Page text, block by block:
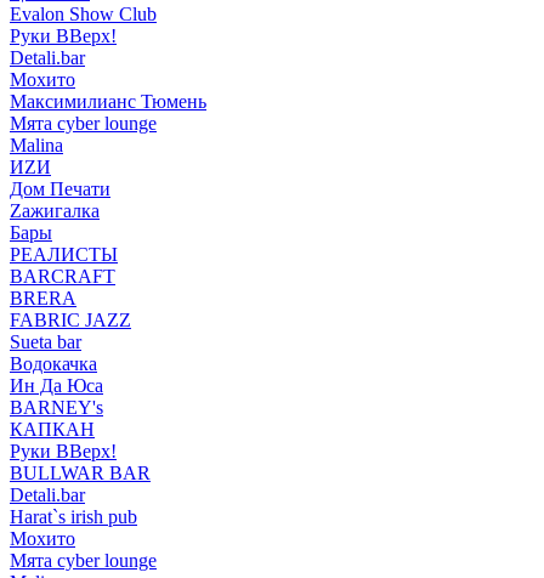
Evalon Show Club
Руки ВВерх!
Detali.bar
Мохито
Максимилианс Тюмень
Мята cyber lounge
Malina
ИZИ
Дом Печати
Zажигалка
Бары
РЕАЛИСТЫ
BARCRAFT
BRERA
FABRIC JAZZ
Sueta bar
Водокачка
Ин Да Юса
BARNEY's
КАПКАН
Руки ВВерх!
BULLWAR BAR
Detali.bar
Harat`s irish pub
Мохито
Мята cyber lounge